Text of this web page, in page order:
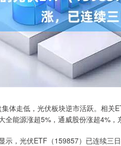
走低，光伏板块逆市活跃。相关
全能源涨超5%，通威股份涨超4%，
，光伏ETF（159857）已连续三日